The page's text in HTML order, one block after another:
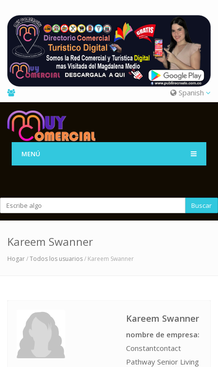
Spanish
MENÚ
Buscar
Kareem Swanner
Hogar/Todos los usuarios/ Kareem Swanner
Kareem Swanner
nombre de empresa:
Constantcontact
Pathway Senior Living